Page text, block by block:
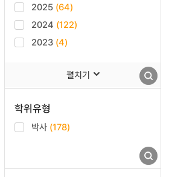
2025 (64)
2024 (122)
2023 (4)
펼치기
학위유형
박사 (178)